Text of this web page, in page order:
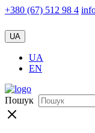
+380 (67) 512 98 4
UA
UA
EN
Пошук